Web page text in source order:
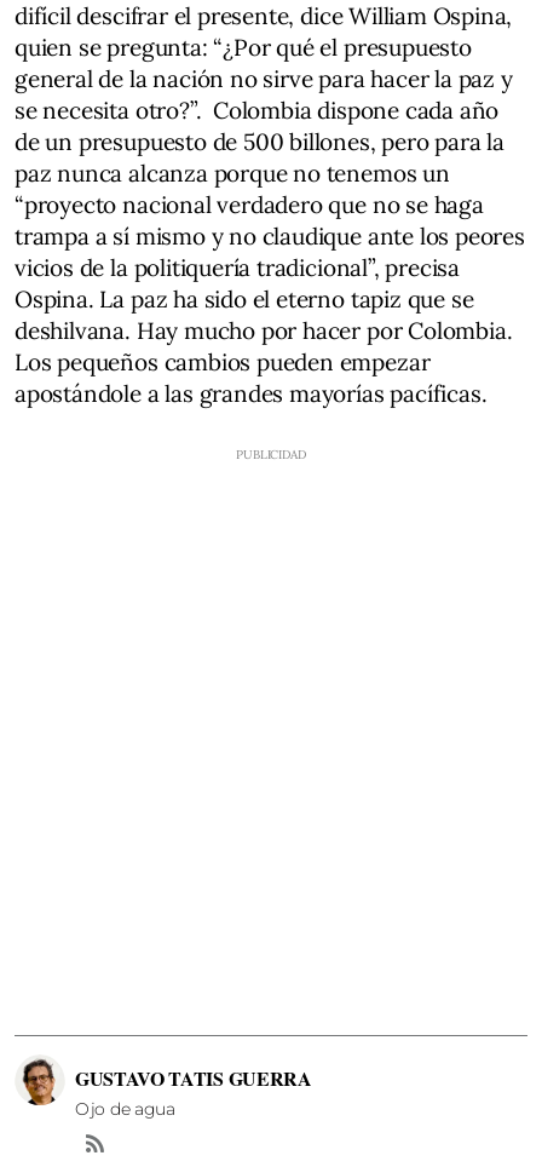
difícil descifrar el presente, dice William Ospina,
quien se pregunta: “¿Por qué el presupuesto
general de la nación no sirve para hacer la paz y
se necesita otro?”. Colombia dispone cada año
de un presupuesto de 500 billones, pero para la
paz nunca alcanza porque no tenemos un
“proyecto nacional verdadero que no se haga
trampa a sí mismo y no claudique ante los peores
vicios de la politiquería tradicional”, precisa
Ospina. La paz ha sido el eterno tapiz que se
deshilvana. Hay mucho por hacer por Colombia.
Los pequeños cambios pueden empezar
apostándole a las grandes mayorías pacíficas.
GUSTAVO TATIS GUERRA
Ojo de agua